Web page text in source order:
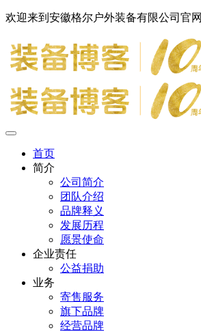
欢迎来到安徽格尔户外装备有限公司官网
首页
简介
公司简介
团队介绍
品牌释义
发展历程
愿景使命
企业责任
公益捐助
业务
寄售服务
旗下品牌
经营品牌